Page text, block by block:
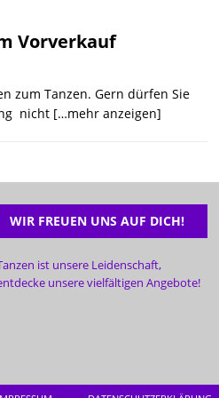
Vorverkauf
zum Tanzen. Gern dürfen Sie
nicht […mehr anzeigen]
WIR FREUEN UNS AUF DICH!
ist unsere Leidenschaft,
unsere vielfältigen Angebote!